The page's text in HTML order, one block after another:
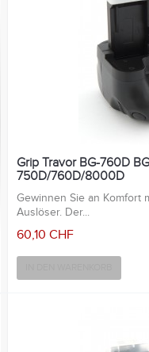
Grip Travor BG-760D
750D/760D/8000D
Gewinnen Sie an Komfort
Auslöser. Der...
60,10 CHF